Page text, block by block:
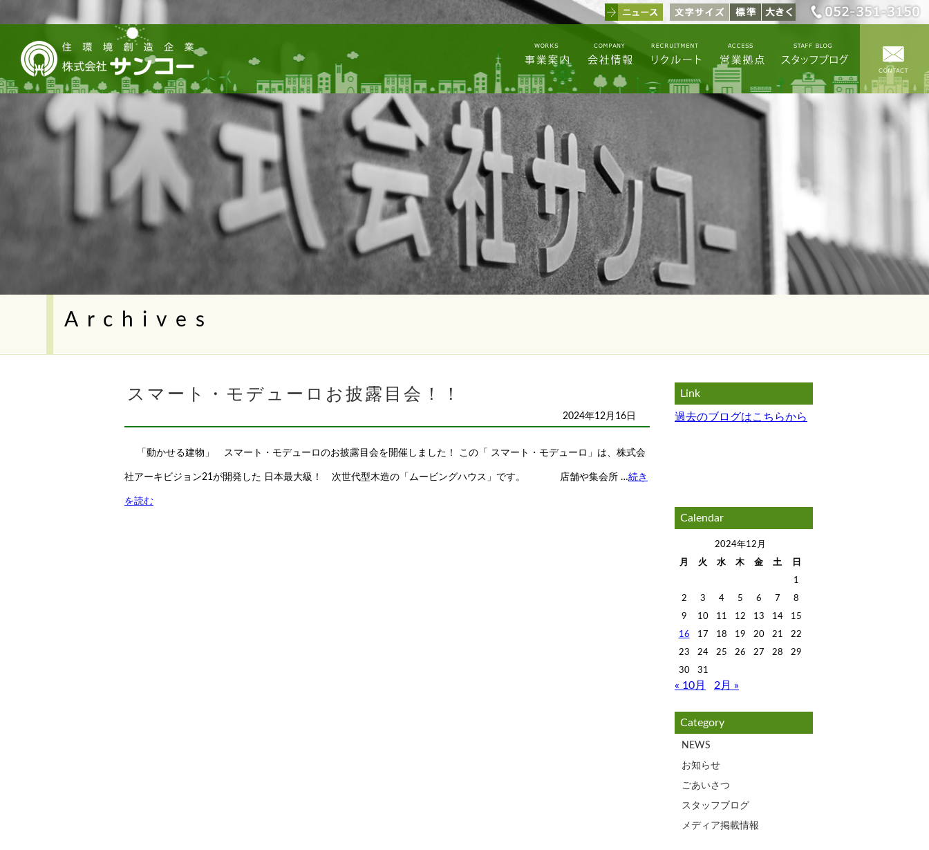
Archives
スマート・モデューロお披露目会！！
2024年12月16日
「動かせる建物」 スマート・モデューロのお披露目会を開催しました！ この「 スマート・モデューロ」は、株式会
社アーキビジョン21が開発した 日本最大級！ 次世代型木造の「ムービングハウス」です。 店舗や集会所 …続き
を読む
Link
過去のブログはこちらから
Calendar
2024年12月
月
火 水 木 金 土
日
1
2
3 4 5 6 7
8
9
10 11 12 13 14
15
16
17 18 19 20 21
22
23
24 25 26 27 28
29
30
31
« 10月 2月 »
Category
NEWS
お知らせ
ごあいさつ
スタッフブログ
メディア掲載情報